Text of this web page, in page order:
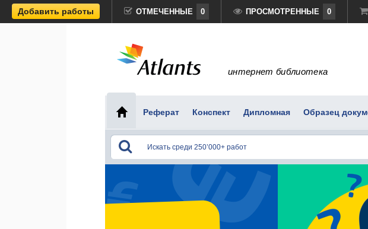
Добавить работы ОТМЕЧЕННЫЕ 0 ПРОСМОТРЕННЫЕ 0
интернет библиотека
Реферат Конспект Дипломная Образец